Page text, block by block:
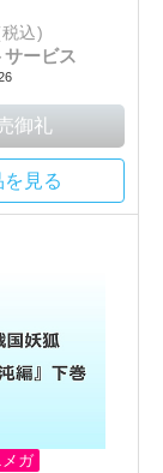
込)
ービス
を見る
ガ